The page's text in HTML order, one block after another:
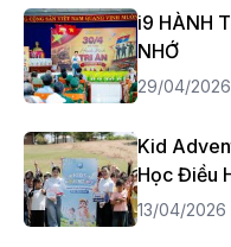
i9 HÀNH
NHỚ
29/04/2026
Kid
Học Điều
13/04/2026